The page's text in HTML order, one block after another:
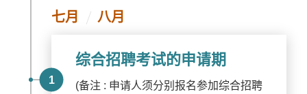
七月 八月
1
综合招聘考试的申请期
(备注 : 申请人须分别报名参加综合招聘